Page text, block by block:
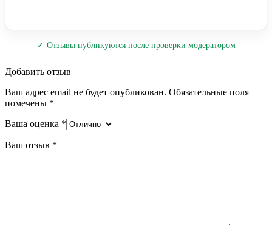
✓ Отзывы публикуются после проверки модератором
Добавить отзыв
Ваш адрес email не будет опубликован. Обязательные поля
помечены *
Ваша оценка *
Ваш отзыв *